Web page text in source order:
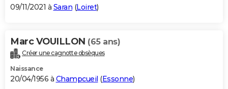
09/11/2021 à Saran (Loiret)
Marc VOUILLON (65 ans)
Créer une cagnotte obsèques
Naissance
20/04/1956 à Champcueil (Essonne)